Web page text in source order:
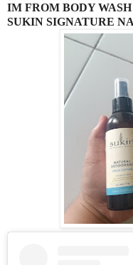
IM FROM BODY WASH
SUKIN SIGNATURE